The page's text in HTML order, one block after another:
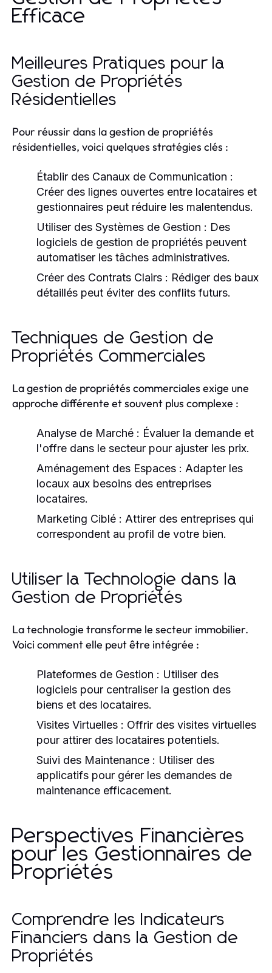
Efficace
Meilleures Pratiques pour la
Gestion de Propriétés
Résidentielles
Pour réussir dans la gestion de propriétés
résidentielles, voici quelques stratégies clés :
Établir des Canaux de Communication :
Créer des lignes ouvertes entre locataires et
gestionnaires peut réduire les malentendus.
Utiliser des Systèmes de Gestion : Des
logiciels de gestion de propriétés peuvent
automatiser les tâches administratives.
Créer des Contrats Clairs : Rédiger des baux
détaillés peut éviter des conflits futurs.
Techniques de Gestion de
Propriétés Commerciales
La gestion de propriétés commerciales exige une
approche différente et souvent plus complexe :
Analyse de Marché : Évaluer la demande et
l'offre dans le secteur pour ajuster les prix.
Aménagement des Espaces : Adapter les
locaux aux besoins des entreprises
locataires.
Marketing Ciblé : Attirer des entreprises qui
correspondent au profil de votre bien.
Utiliser la Technologie dans la
Gestion de Propriétés
La technologie transforme le secteur immobilier.
Voici comment elle peut être intégrée :
Plateformes de Gestion : Utiliser des
logiciels pour centraliser la gestion des
biens et des locataires.
Visites Virtuelles : Offrir des visites virtuelles
pour attirer des locataires potentiels.
Suivi des Maintenance : Utiliser des
applicatifs pour gérer les demandes de
maintenance efficacement.
Perspectives Financières
pour les Gestionnaires de
Propriétés
Comprendre les Indicateurs
Financiers dans la Gestion de
Propriétés